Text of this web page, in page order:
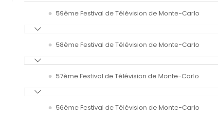
59ème Festival de Télévision de Monte-Carlo
58ème Festival de Télévision de Monte-Carlo
57ème Festival de Télévision de Monte-Carlo
56ème Festival de Télévision de Monte-Carlo